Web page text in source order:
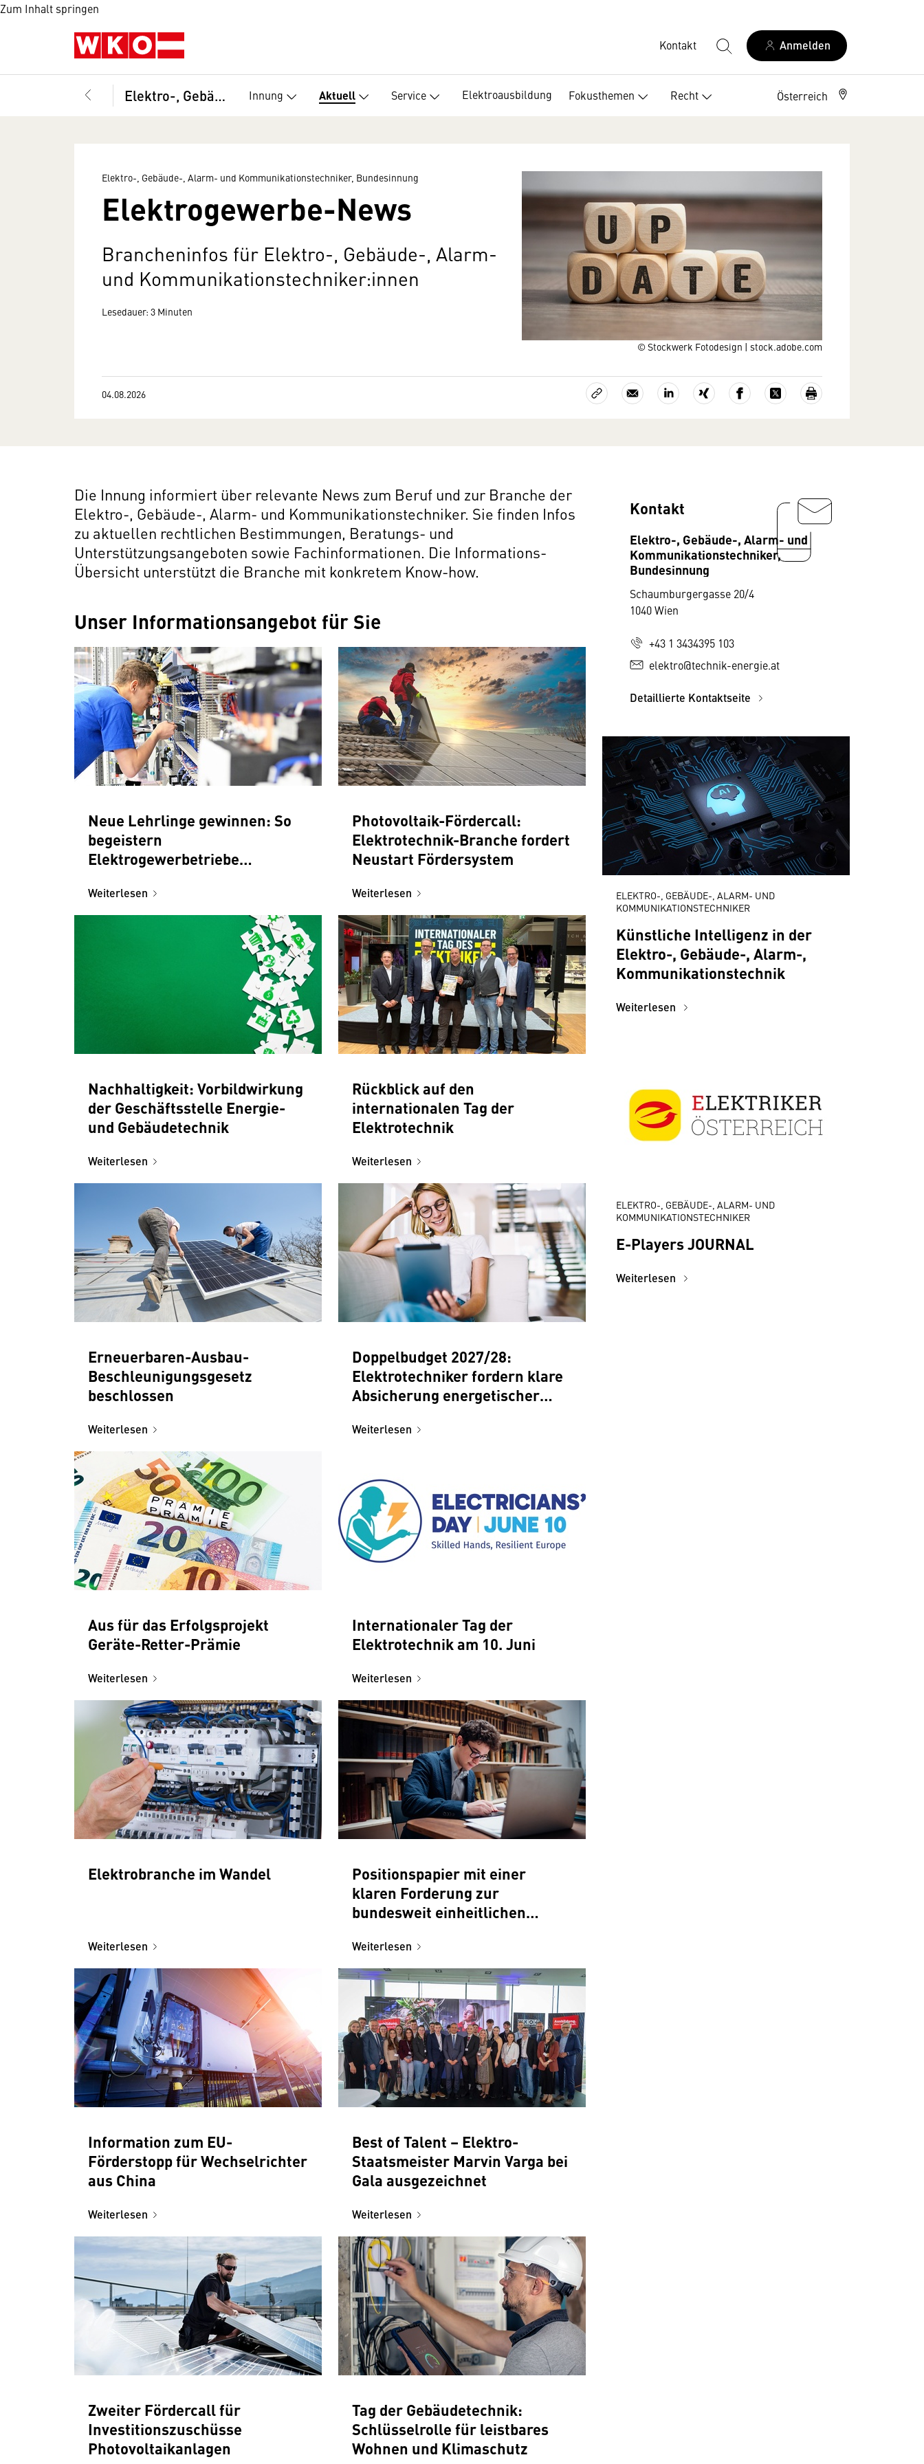
Zum Inhalt springen
Kontakt Anmelden
Elektro-, Gebäude-, Alarm- und Kommunikationstechniker, Bundesinnung Innung Aktuell Service Elektroausbildung Fokusthemen Recht Elektriker Österreich
Österreich
© Stockwerk Fotodesign | stock.adobe.com
Elektro-, Gebäude-, Alarm- und Kommunikationstechniker, Bundesinnung
Elektrogewerbe-News
Brancheninfos für Elektro-, Gebäude-, Alarm-
und Kommunikationstechniker:innen
Lesedauer: 3 Minuten
04.08.2026
Die Innung informiert über relevante News zum Beruf und zur Branche der
Elektro-, Gebäude-, Alarm- und Kommunikationstechniker. Sie finden Infos
zu aktuellen rechtlichen Bestimmungen, Beratungs- und
Unterstützungsangeboten sowie Fachinformationen. Die Informations-
Übersicht unterstützt die Branche mit konkretem Know-how.
Unser Informationsangebot für Sie
Neue Lehrlinge gewinnen: So
begeistern
Elektrogewerbetriebe
Weiterlesen
Photovoltaik-Fördercall:
Elektrotechnik-Branche fordert
Neustart Fördersystem
Weiterlesen
Nachhaltigkeit: Vorbildwirkung
der Geschäftsstelle Energie-
und Gebäudetechnik
Weiterlesen
Rückblick auf den
internationalen Tag der
Elektrotechnik
Weiterlesen
Erneuerbaren-Ausbau-
Beschleunigungsgesetz
beschlossen
Weiterlesen
Doppelbudget 2027/28:
Elektrotechniker fordern klare
Absicherung energetischer
elektrischer
Weiterlesen
Aus für das Erfolgsprojekt
Geräte-Retter-Prämie
Weiterlesen
Internationaler Tag der
Elektrotechnik am 10. Juni
Weiterlesen
Elektrobranche im Wandel
Weiterlesen
Positionspapier mit einer
klaren Forderung zur
bundesweit einheitlichen
Gebäuderichtlinie (EPBD)
Weiterlesen
Information zum EU-
Förderstopp für Wechselrichter
aus China
Weiterlesen
Best of Talent – Elektro-
Staatsmeister Marvin Varga bei
Gala ausgezeichnet
Weiterlesen
Zweiter Fördercall für
Investitionszuschüsse
Photovoltaikanlagen
Tag der Gebäudetechnik:
Schlüsselrolle für leistbares
Wohnen und Klimaschutz
Kontakt
Elektro-, Gebäude-, Alarm- und
Kommunikationstechniker,
Bundesinnung
Schaumburgergasse 20/4
1040 Wien
+43 1 3434395 103
elektro@technik-energie.at
Detaillierte Kontaktseite
ELEKTRO-, GEBÄUDE-, ALARM- UND
KOMMUNIKATIONSTECHNIKER
Künstliche Intelligenz in der
Elektro-, Gebäude-, Alarm-,
Kommunikations­technik
Weiterlesen
ELEKTRO-, GEBÄUDE-, ALARM- UND
KOMMUNIKATIONSTECHNIKER
E-Players JOURNAL
Weiterlesen